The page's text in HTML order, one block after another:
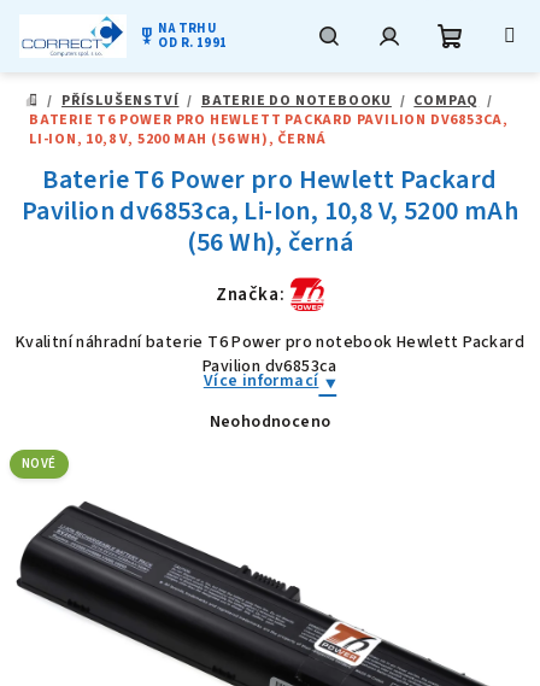
obsah
military_tech NA TRHU
OD R. 1991
DOMŮ
/ PŘÍSLUŠENSTVÍ / BATERIE DO NOTEBOOKU / COMPAQ /
BATERIE T6 POWER PRO HEWLETT PACKARD PAVILION DV6853CA,
LI-ION, 10,8 V, 5200 MAH (56 WH), ČERNÁ
Baterie T6 Power pro Hewlett Packard
Pavilion dv6853ca, Li-Ion, 10,8 V, 5200 mAh
(56 Wh), černá
Značka:
Kvalitní náhradní baterie T6 Power pro notebook Hewlett Packard
Pavilion dv6853ca
Více informací
Průměrné
Neohodnoceno
NOVÉ